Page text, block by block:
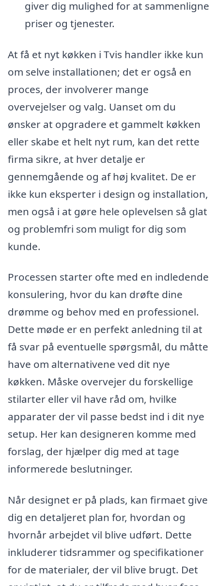
giver dig mulighed for at sammenligne
priser og tjenester.
At få et nyt køkken i Tvis handler ikke kun
om selve installationen; det er også en
proces, der involverer mange
overvejelser og valg. Uanset om du
ønsker at opgradere et gammelt køkken
eller skabe et helt nyt rum, kan det rette
firma sikre, at hver detalje er
gennemgående og af høj kvalitet. De er
ikke kun eksperter i design og installation,
men også i at gøre hele oplevelsen så glat
og problemfri som muligt for dig som
kunde.
Processen starter ofte med en indledende
konsulering, hvor du kan drøfte dine
drømme og behov med en professionel.
Dette møde er en perfekt anledning til at
få svar på eventuelle spørgsmål, du måtte
have om alternativene ved dit nye
køkken. Måske overvejer du forskellige
stilarter eller vil have råd om, hvilke
apparater der vil passe bedst ind i dit nye
setup. Her kan designeren komme med
forslag, der hjælper dig med at tage
informerede beslutninger.
Når designet er på plads, kan firmaet give
dig en detaljeret plan for, hvordan og
hvornår arbejdet vil blive udført. Dette
inkluderer tidsrammer og specifikationer
for de materialer, der vil blive brugt. Det